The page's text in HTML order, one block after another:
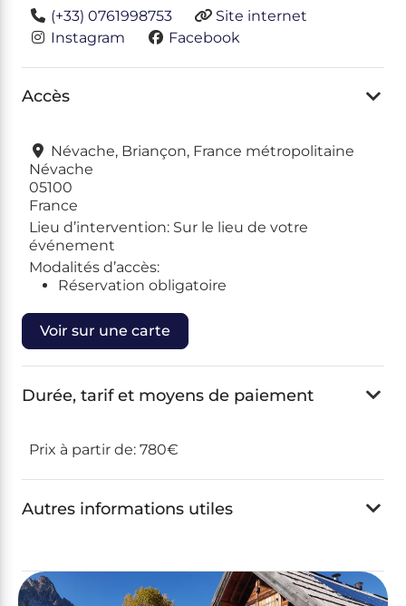
(+33) 0761998753
Site internet
Instagram
Facebook
Accès
Névache, Briançon, France métropolitaine
Névache
05100
France
Lieu d’intervention: Sur le lieu de votre
événement
Modalités d’accès:
Réservation obligatoire
Voir sur une carte
Durée, tarif et moyens de paiement
Prix à partir de: 780€
Autres informations utiles